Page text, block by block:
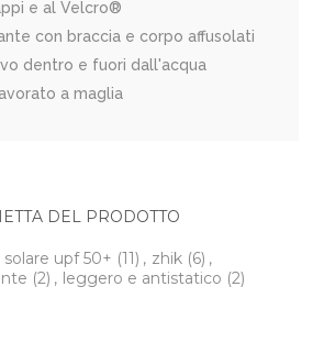
e al Velcro®
con braccia e corpo affusolati
dentro e fuori dall'acqua
a maglia
DEL PRODOTTO
upf 50+ (11) , zhik (6) ,
(2) , leggero e antistatico (2)